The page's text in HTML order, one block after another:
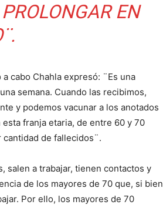
EN
cabo Chahla expresó: ¨Es una
semana. Cuando las recibimos,
y podemos vacunar a los anotados
franja etaria, de entre 60 y 70
de fallecidos¨.
salen a trabajar, tienen contactos y
de los mayores de 70 que, si bien
Por ello, los mayores de 70